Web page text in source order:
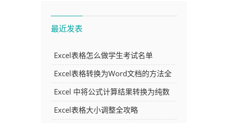
最近发表
Excel表格怎么做学生考试名单
Excel表格转换为Word文档的方法全
解析
Excel 中将公式计算结果转换为纯数
字的多种方法
Excel表格大小调整全攻略